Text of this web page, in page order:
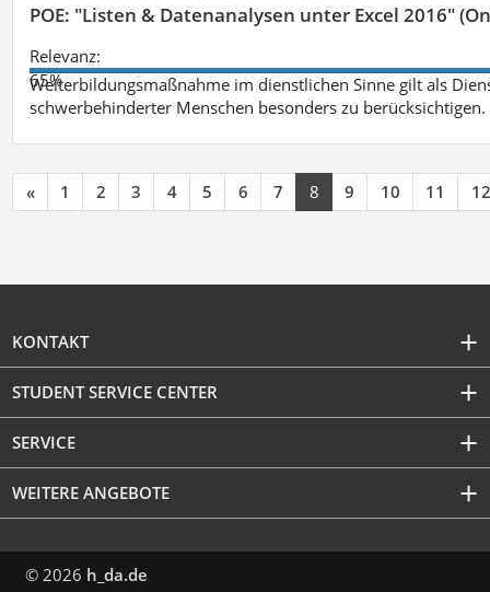
POE: "Listen & Datenanalysen unter Excel 2016"
Relevanz:
65%
Weiterbildungsmaßnahme im dienstlichen Sinne gilt als
schwerbehinderter Menschen besonders zu berücksichtigen.
« 1 2 3 4 5 6 7 8 9 10 11 12
KONTAKT
STUDENT SERVICE CENTER
SERVICE
WEITERE ANGEBOTE
© 2026 h_da.de